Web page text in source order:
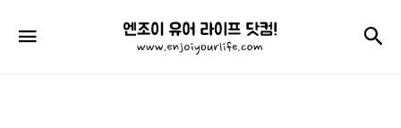
엔
조